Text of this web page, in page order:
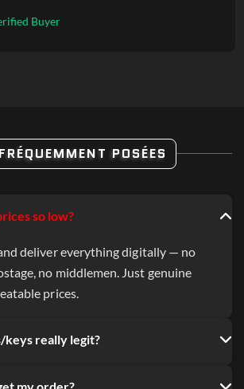
Buyer
POSÉES
so low?
deliver everything digitally — no
no middlemen. Just genuine
prices.
keys really legit?